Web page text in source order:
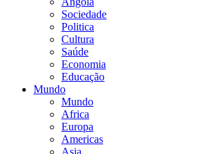
Sociedade
Politica
Cultura
Saúde
Economia
Educação
Mundo
Mundo
Africa
Europa
Americas
Asia